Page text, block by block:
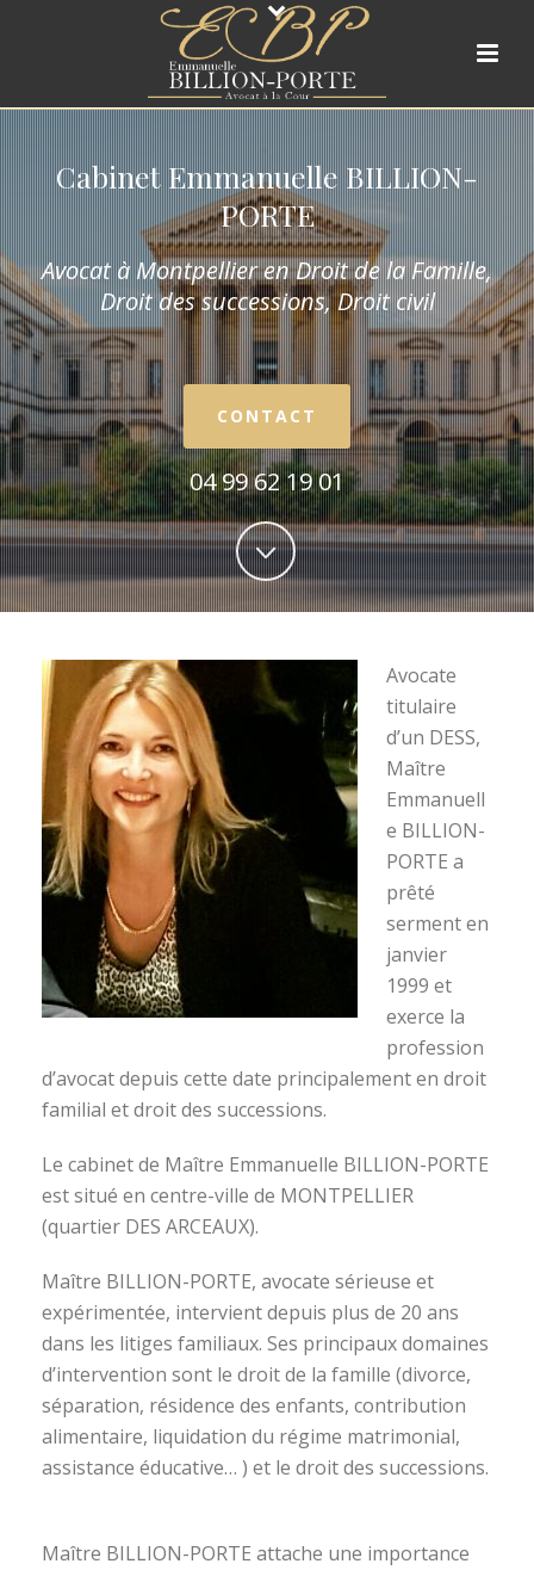
Cabinet Emmanuelle BILLION-
PORTE
Avocat à Montpellier en Droit de la Famille,
Droit des successions, Droit civil
CONTACT
04 99 62 19 01
Avocate
titulaire
d’un DESS,
Maître
Emmanuell
e BILLION-
PORTE a
prêté
serment en
janvier
1999 et
exerce la
profession
d’avocat depuis cette date principalement en droit
familial et droit des successions.
Le cabinet de Maître Emmanuelle BILLION-PORTE
est situé en centre-ville de MONTPELLIER
(quartier DES ARCEAUX).
Maître BILLION-PORTE, avocate sérieuse et
expérimentée, intervient depuis plus de 20 ans
dans les litiges familiaux. Ses principaux domaines
d’intervention sont le droit de la famille (divorce,
séparation, résidence des enfants, contribution
alimentaire, liquidation du régime matrimonial,
assistance éducative… ) et le droit des successions.
Maître BILLION-PORTE attache une importance